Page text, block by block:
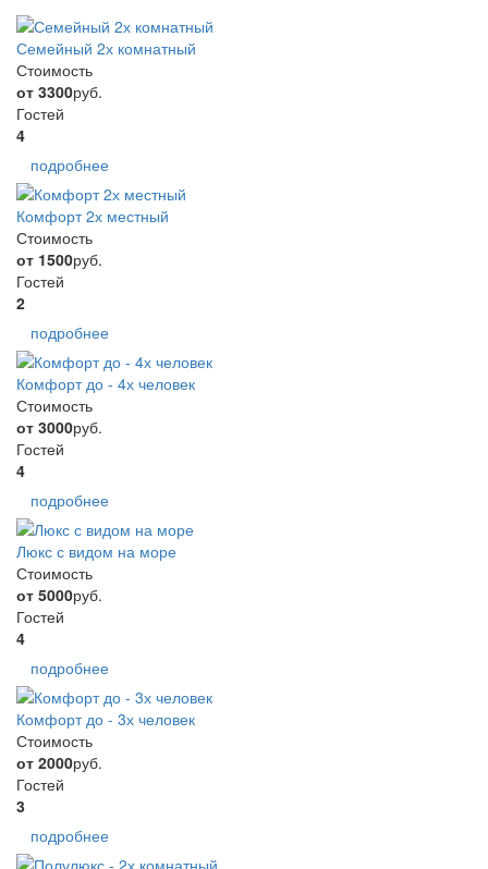
Семейный 2х комнатный
Стоимость
от 3300руб.
Гостей
4
подробнее
Комфорт 2х местный
Стоимость
от 1500руб.
Гостей
2
подробнее
Комфорт до - 4х человек
Стоимость
от 3000руб.
Гостей
4
подробнее
Люкс с видом на море
Стоимость
от 5000руб.
Гостей
4
подробнее
Комфорт до - 3х человек
Стоимость
от 2000руб.
Гостей
3
подробнее